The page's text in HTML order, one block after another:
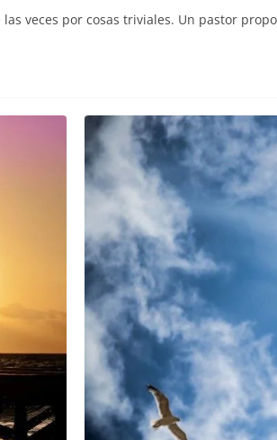
veces por cosas triviales. Un pastor